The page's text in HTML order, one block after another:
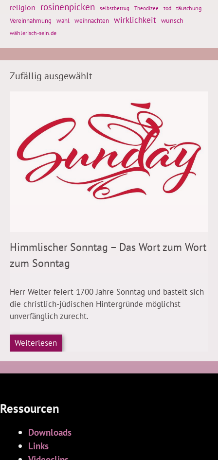
religion rosinenpicken selbstbetrug Theodizee tod täuschung
Vereinnahmung wahl weihnachten wirklichkeit wunsch
wählerisch-sein.de
Zufällig ausgewählt
Himmlischer Sonntag – Das Wort zum Wort
zum Sonntag
Herr Welter feiert 1700 Jahre Sonntag und bastelt sich
die christlich-jüdischen Hintergründe möglichst
unverfänglich zurecht.
Weiterlesen
Ressourcen
Downloads
Links